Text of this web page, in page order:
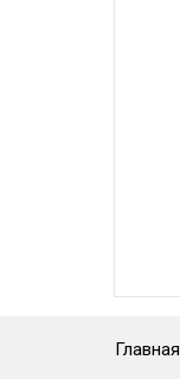
Главная